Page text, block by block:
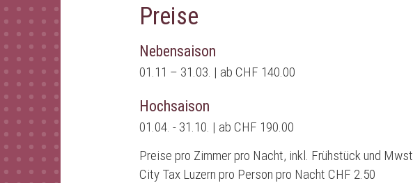
Preise
Nebensaison
01.11 – 31.03. | ab CHF 140.00
Hochsaison
01.04. - 31.10. | ab CHF 190.00
Preise pro Zimmer pro Nacht, inkl. Frühstück und Mwst.
City Tax Luzern pro Person pro Nacht CHF 2.50